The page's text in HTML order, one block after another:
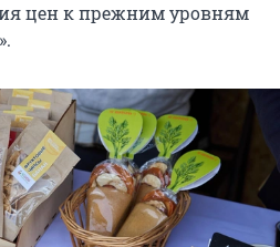
цен к прежним уровням